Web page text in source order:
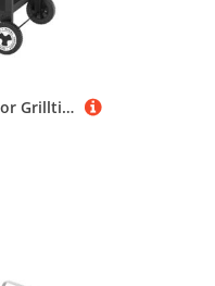
Royal Gourmet Outdoor Grilltisch, 3-Etagen Servierwagen mit 70 x 50 cm Edelstahl Tischplatte und 30 x 50 cm klappbarer Seitenablage, Beistelltisch Grillablagetisch Garten Trolley mit Push-Pull Regal